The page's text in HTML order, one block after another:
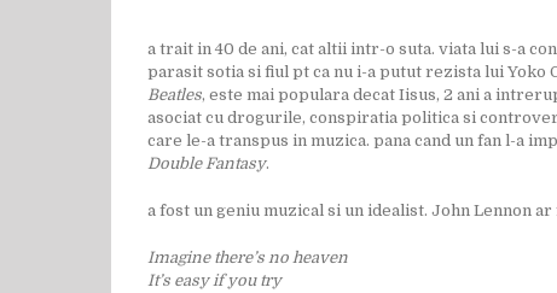
a trait in 40 de ani, cat altii intr-o suta. viata lui s-a
parasit sotia si fiul pt ca nu i-a putut rezista lui Yoko
Beatles, este mai populara decat Iisus, 2 ani a
asociat cu drogurile, conspiratia politica si
care le-a transpus in muzica. pana cand un fan l-a
Double Fantasy.
a fost un geniu muzical si un idealist. John Lennon
Imagine there’s no heaven
It’s easy if you try